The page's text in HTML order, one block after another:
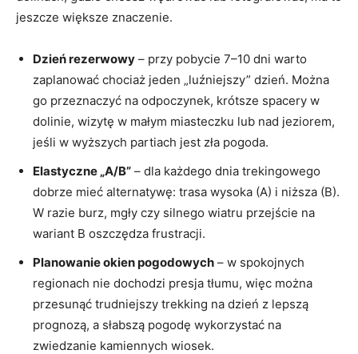
jeszcze większe znaczenie.
Dzień rezerwowy – przy pobycie 7–10 dni warto
zaplanować chociaż jeden „luźniejszy” dzień. Można
go przeznaczyć na odpoczynek, krótsze spacery w
dolinie, wizytę w małym miasteczku lub nad jeziorem,
jeśli w wyższych partiach jest zła pogoda.
Elastyczne „A/B” – dla każdego dnia trekingowego
dobrze mieć alternatywę: trasa wysoka (A) i niższa (B).
W razie burz, mgły czy silnego wiatru przejście na
wariant B oszczędza frustracji.
Planowanie okien pogodowych – w spokojnych
regionach nie dochodzi presja tłumu, więc można
przesunąć trudniejszy trekking na dzień z lepszą
prognozą, a słabszą pogodę wykorzystać na
zwiedzanie kamiennych wiosek.